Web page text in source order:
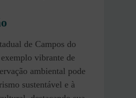
de Campos do
vibrante de
ambiental pode
sustentável e à